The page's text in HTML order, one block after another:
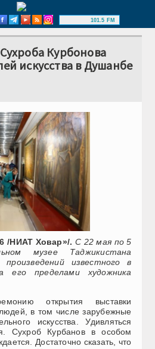
101.5 FM
Курбонова
искусства в Душанбе
/НИАТ Ховар»/. С 22 мая по 5
музее Таджикистана
известного в
его пределами художника
открытия выставки
в том числе зарубежные
искусства. Удивляться
Сухроб Курбанов в особом
Достаточно сказать, что